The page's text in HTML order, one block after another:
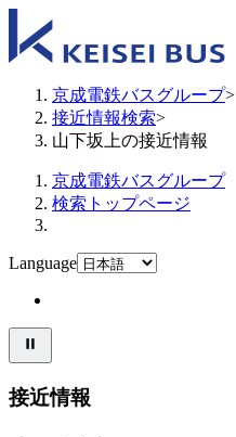
京成電鉄バスグループ>
接近情報検索>
山下坂上の接近情報
京成電鉄バスグループ
検索トップページ
Language
接近情報